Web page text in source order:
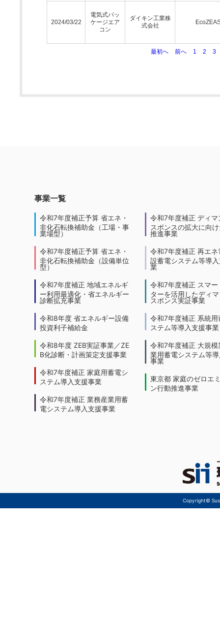
2024/03/22
電気式パッ
ケージエア
コン
ダイキン工業株
式会社
最初へ 前へ 1 2 3
事業一覧
令和7年度補正予算 省エネ・
非化石転換補助金（工場・事
業場型）
令和7年度補正予算 省エネ・
非化石転換補助金（設備単位
型）
令和7年度補正 地域エネルギ
ー利用最適化・省エネルギー
診断拡充事業
令和8年度 省エネルギー設備
投資利子補給金
令和8年度 ZEB実証事業／ZE
B化診断・計画策定支援事業
令和7年度補正 家庭用蓄電シ
ステム導入支援事業
令和7年度補正 業務産業用蓄
電システム導入支援事業
令和7年度補正 ディマ
スポンスの拡大に向
推進事業
令和7年度補正 再エネ
設蓄電システム等導
業
令和7年度補正 スマー
ターを活用したディ
スポンス実証事業
令和7年度補正 系統用
ステム等導入支援事業
令和7年度補正 大規模
業用蓄電システム等
事業
東京都 家庭のゼロエ
ン行動推進事業
Copyright©